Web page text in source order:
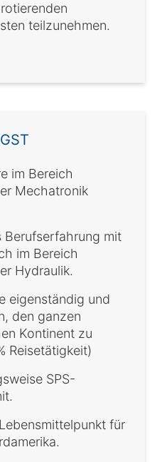
teilzunehmen.
im Bereich
Mechatronik
Berufserfahrung mit
im Bereich
Hydraulik.
eigenständig und
den ganzen
Kontinent zu
Reisetätigkeit)
SPS-
für